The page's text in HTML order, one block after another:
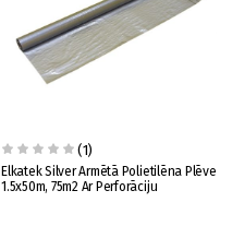
(1)
Elkatek Silver Armētā Polietilēna Plēve
1.5x50m, 75m2 Ar Perforāciju